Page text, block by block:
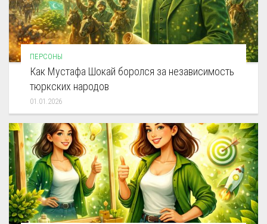
ПЕРСОНЫ
Как Мустафа Шокай боролся за независимость
тюркских народов
01.01.2026